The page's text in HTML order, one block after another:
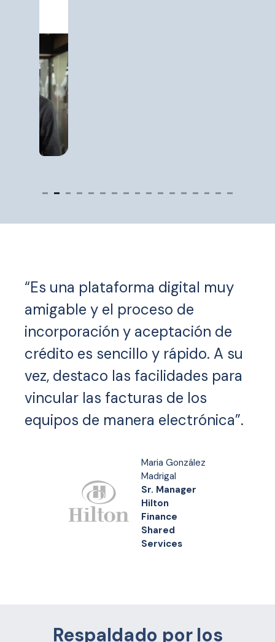
“Es una plataforma digital muy
amigable y el proceso de
incorporación y aceptación de
crédito es sencillo y rápido. A su
vez, destaco las facilidades para
vincular las facturas de los
equipos de manera electrónica”.
Maria González
Madrigal
Sr. Manager
Hilton
Finance
Shared
Services
Respaldado por los